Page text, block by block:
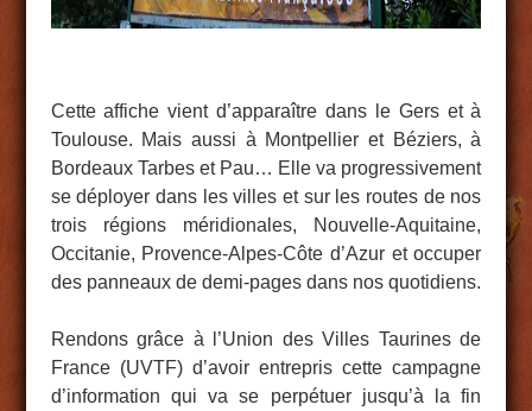
Cette affiche vient d’apparaître dans le Gers et à
Toulouse. Mais aussi à Montpellier et Béziers, à
Bordeaux Tarbes et Pau… Elle va progressivement
se déployer dans les villes et sur les routes de nos
trois régions méridionales, Nouvelle-Aquitaine,
Occitanie, Provence-Alpes-Côte d’Azur et occuper
des panneaux de demi-pages dans nos quotidiens.
Rendons grâce à l’Union des Villes Taurines de
France (UVTF) d’avoir entrepris cette campagne
d’information qui va se perpétuer jusqu’à la fin